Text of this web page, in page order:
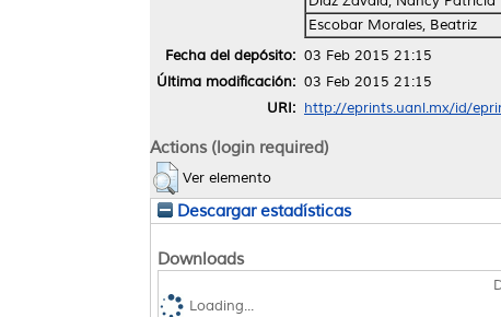
Escobar Morales, Beatriz
Fecha del depósito: 03 Feb 2015 21:15
Última modificación: 03 Feb 2015 21:15
URI: http://eprints.uanl.mx/id/
Actions (login required)
Ver elemento
Descargar estadísticas
Downloads
Loading...